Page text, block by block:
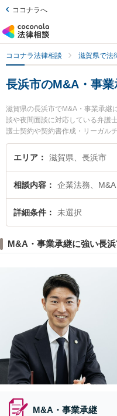
ココナラへ
ココナラ法律相談 滋賀県で法
長浜市のM&A・事
滋賀県の長浜市でM&A・事業承継
談や夜間面談に対応している弁護
護士契約や契約書作成・リーガル
かな分野での絞り込み検索もでき
鳥弁護士のプロフィール情報や
『長浜市で土日や夜間に発生した
検索したい』『初回相談無料で
護士に相談予約したい』などでお
エリア 滋賀県、長浜市
相談内容 企業法務、
詳細条件 未選択
M&A・事業承継に強い長
M&A・事業承継